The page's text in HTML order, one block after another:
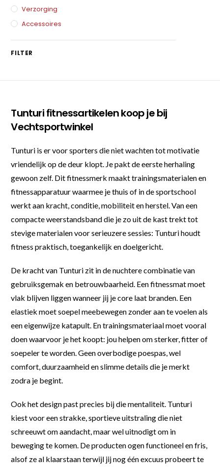
Verzorging
Accessoires
FILTER
Tunturi fitnessartikelen koop je bij
Vechtsportwinkel
Tunturi is er voor sporters die niet wachten tot motivatie
vriendelijk op de deur klopt. Je pakt de eerste herhaling
gewoon zelf. Dit fitnessmerk maakt trainingsmaterialen en
fitnessapparatuur waarmee je thuis of in de sportschool
werkt aan kracht, conditie, mobiliteit en herstel. Van een
compacte weerstandsband die je zo uit de kast trekt tot
stevige materialen voor serieuzere sessies: Tunturi houdt
fitness praktisch, toegankelijk en doelgericht.
De kracht van Tunturi zit in de nuchtere combinatie van
gebruiksgemak en betrouwbaarheid. Een fitnessmat moet
vlak blijven liggen wanneer jij je core laat branden. Een
elastiek moet soepel meebewegen zonder aan te voelen als
een eigenwijze katapult. En trainingsmateriaal moet vooral
doen waarvoor je het koopt: jou helpen om sterker, fitter of
soepeler te worden. Geen overbodige poespas, wel
comfort, duurzaamheid en slimme details die je merkt
zodra je begint.
Ook het design past precies bij die mentaliteit. Tunturi
kiest voor een strakke, sportieve uitstraling die niet
schreeuwt om aandacht, maar wel uitnodigt om in
beweging te komen. De producten ogen functioneel en fris,
alsof ze al klaarstaan terwijl jij nog één excuus probeert te